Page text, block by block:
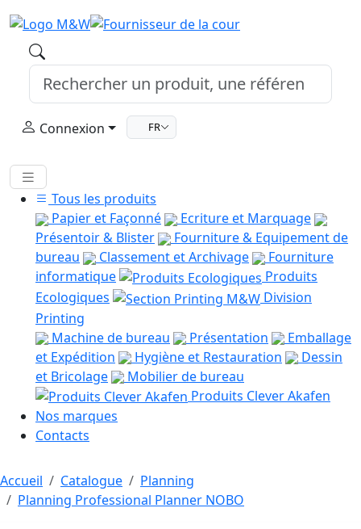
Connexion FR
Tous les produits
Papier et Façonné
Ecriture et Marquage
Présentoir & Blister
Fourniture & Equipement de
bureau
Classement et Archivage
Fourniture
informatique
Produits
Ecologiques
Division
Printing
Machine de bureau
Présentation
Emballage
et Expédition
Hygiène et Restauration
Dessin
et Bricolage
Mobilier de bureau
Produits Clever Akafen
Nos marques
Contacts
Accueil Catalogue
Planning
Planning Professional Planner NOBO